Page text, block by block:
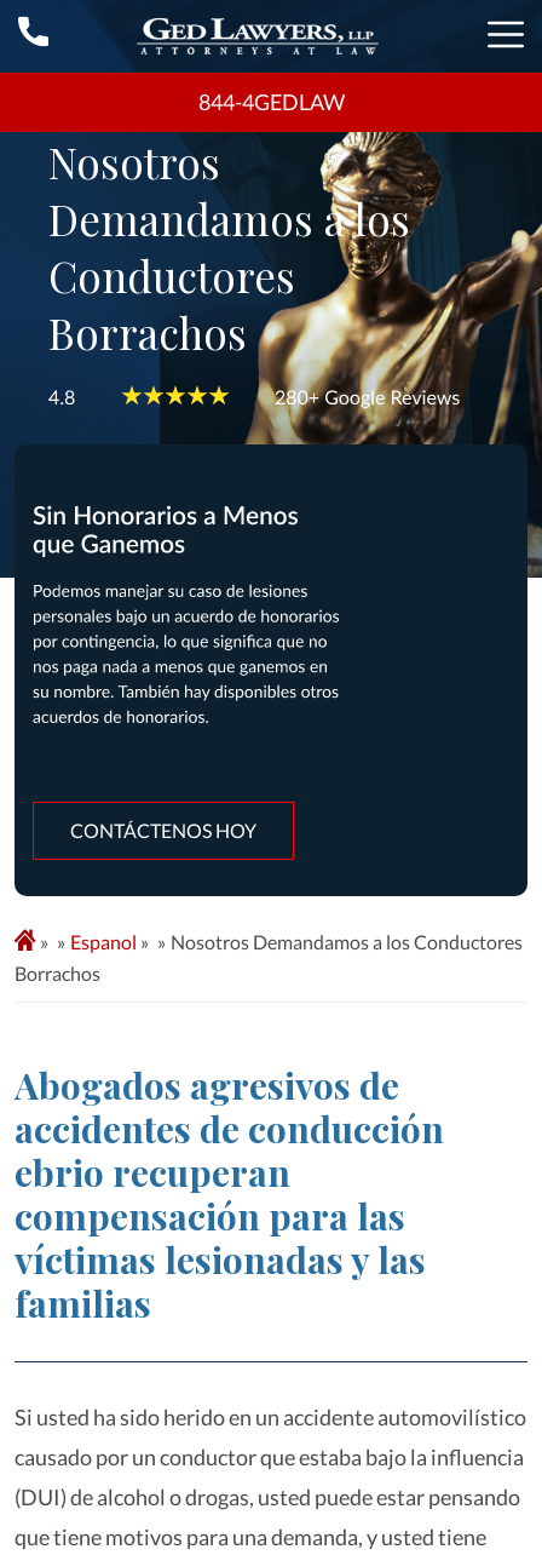
844-4GEDLAW
Nosotros
Demandamos a los
Conductores
Borrachos
CONTÁCTENOS HOY
» Espanol »
Nosotros Demandamos a los Conductores
Borrachos
Abogados agresivos de
accidentes de conducción
ebrio recuperan
compensación para las
víctimas lesionadas y las
familias
Si usted ha sido herido en un accidente automovilístico
causado por un conductor que estaba bajo la influencia
(DUI) de alcohol o drogas, usted puede estar pensando
que tiene motivos para una demanda, y usted tiene